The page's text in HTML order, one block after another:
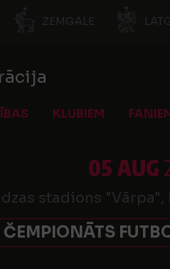
ZEMGALE
KLUBIEM
05 AUG
stadions "Vārpa",